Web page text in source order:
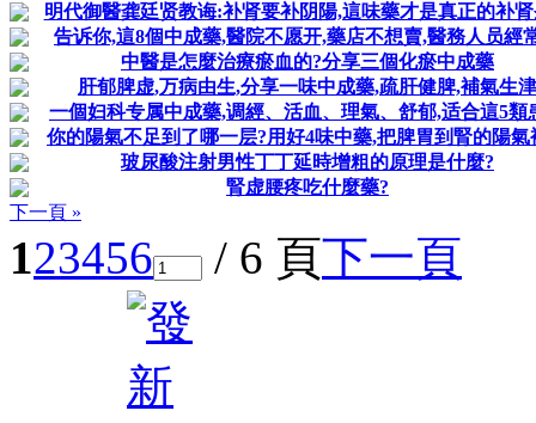
明代御醫龚廷贤教诲:补肾要补阴陽,這味藥才是真正的补
告诉你,這8個中成藥,醫院不愿开,藥店不想賣,醫務人员經
中醫是怎麼治療瘀血的?分享三個化瘀中成藥
肝郁脾虚,万病由生,分享一味中成藥,疏肝健脾,補氣生津
一個妇科专属中成藥,调經、活血、理氣、舒郁,适合這5類
你的陽氣不足到了哪一层?用好4味中藥,把脾胃到腎的陽氣
玻尿酸注射男性丁丁延時增粗的原理是什麼?
腎虚腰疼吃什麼藥?
下一頁 »
123456 / 6 頁下一頁